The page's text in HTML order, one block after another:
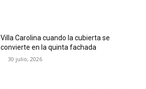
Villa Carolina cuando la cubierta se
convierte en la quinta fachada
30 julio, 2026